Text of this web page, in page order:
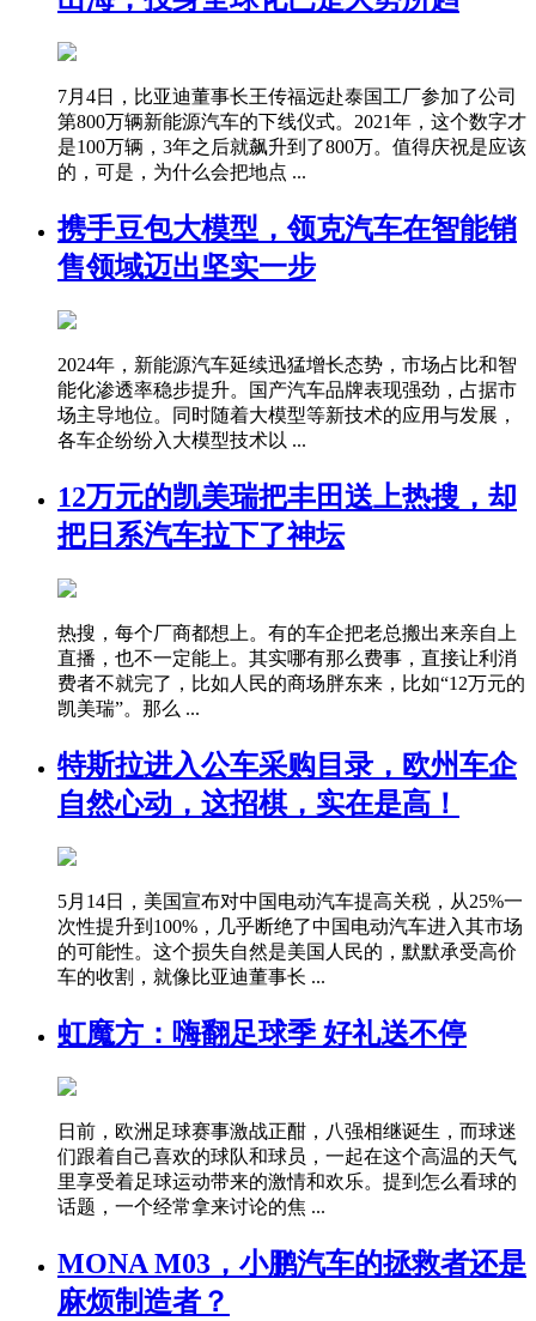
7月4日，比亚迪董事长王传福远赴泰国工厂参加了公司
第800万辆新能源汽车的下线仪式。2021年，这个数字才
是100万辆，3年之后就飙升到了800万。值得庆祝是应该
的，可是，为什么会把地点 ...
携手豆包大模型，领克汽车在智能销
售领域迈出坚实一步
2024年，新能源汽车延续迅猛增长态势，市场占比和智
能化渗透率稳步提升。国产汽车品牌表现强劲，占据市
场主导地位。同时随着大模型等新技术的应用与发展，
各车企纷纷入大模型技术以 ...
12万元的凯美瑞把丰田送上热搜，却
把日系汽车拉下了神坛
热搜，每个厂商都想上。有的车企把老总搬出来亲自上
直播，也不一定能上。其实哪有那么费事，直接让利消
费者不就完了，比如人民的商场胖东来，比如“12万元的
凯美瑞”。那么 ...
特斯拉进入公车采购目录，欧州车企
自然心动，这招棋，实在是高！
5月14日，美国宣布对中国电动汽车提高关税，从25%一
次性提升到100%，几乎断绝了中国电动汽车进入其市场
的可能性。这个损失自然是美国人民的，默默承受高价
车的收割，就像比亚迪董事长 ...
虹魔方：嗨翻足球季 好礼送不停
日前，欧洲足球赛事激战正酣，八强相继诞生，而球迷
们跟着自己喜欢的球队和球员，一起在这个高温的天气
里享受着足球运动带来的激情和欢乐。提到怎么看球的
话题，一个经常拿来讨论的焦 ...
MONA M03，小鹏汽车的拯救者还是
麻烦制造者？